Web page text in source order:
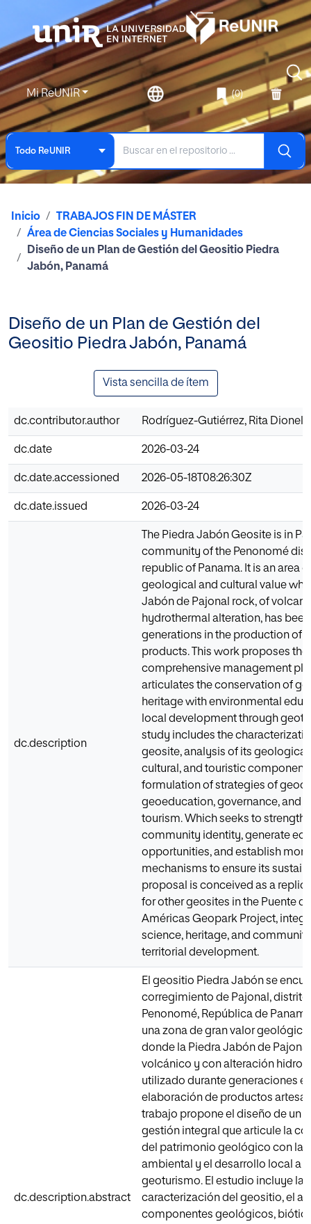
Mi ReUNIR (0)
Todo ReUNIR
Inicio
TRABAJOS FIN DE MÁSTER
Área de Ciencias Sociales y Humanidades
Diseño de un Plan de Gestión del Geositio Piedra
Jabón, Panamá
Diseño de un Plan de Gestión del
Geositio Piedra Jabón, Panamá
Vista sencilla de ítem
dc.contributor.author Rodríguez-Gutiérrez, Rita Dionela
dc.date 2026-03-24
dc.date.accessioned 2026-05-18T08:26:30Z
dc.date.issued 2026-03-24
dc.description
The Piedra Jabón Geosite is in
community of the Penonomé
republic of Panama. It is an area
geological and cultural value
Jabón de Pajonal rock, of
hydrothermal alteration, has
generations in the production of
products. This work proposes the
comprehensive management
articulates the conservation of
heritage with environmental
local development through
study includes the
geosite, analysis of its
cultural, and touristic
formulation of strategies of
geoeducation, governance, and
tourism. Which seeks to
community identity, generate
opportunities, and establish
mechanisms to ensure its
proposal is conceived as a
for other geosites in the Puente
Américas Geopark Project,
science, heritage, and
territorial development.
dc.description.abstract
El geositio Piedra Jabón se
corregimiento de Pajonal, distrito
Penonomé, República de
una zona de gran valor
donde la Piedra Jabón de
volcánico y con alteración
utilizado durante generaciones
elaboración de productos
trabajo propone el diseño de un
gestión integral que articule la
del patrimonio geológico con la
ambiental y el desarrollo local a
geoturismo. El estudio incluye la
caracterización del geositio, el
componentes geológicos,